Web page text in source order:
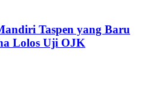
Taspen yang Baru
Lolos Uji OJK